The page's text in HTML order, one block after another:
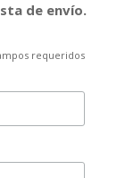
de envío.
requeridos